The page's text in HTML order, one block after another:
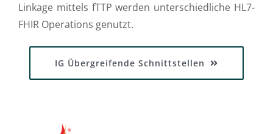
Linkage mittels fTTP werden unterschiedliche HL7-
FHIR Operations genutzt.
IG Übergreifende Schnittstellen